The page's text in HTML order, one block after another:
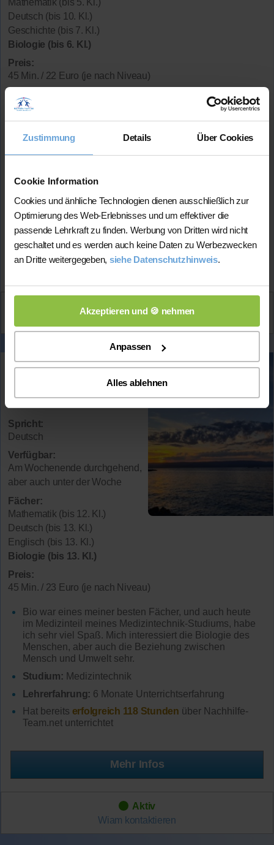
Zustimmung Details Über Cookies
Cookie Information
Cookies und änhliche Technologien dienen ausschließlich zur
Optimierung des Web-Erlebnisses und um effektiver die
passende Lehrkraft zu finden. Werbung von Dritten wird nicht
geschaltet und es werden auch keine Daten zu Werbezwecken
an Dritte weitergegeben, siehe Datenschutzhinweis.
Akzeptieren und 🍪 nehmen
Anpassen
Alles ablehnen
Deutsch (bis 10. Kl.)
Geschichte (bis 7. Kl.)
Biologie (bis 6. Kl.)
Preis:
45 Min. / 22 Euro (je nach Niveau)
Neben meinen schulischen Leistungen zeichnen mich
besonders meine Zuverlässigkeit, Empathie und
Geduld aus. Mir ist wichtig, auf jede Schülerin und
jeden Schüler individuell einzugehen und Lerninhalte
erklären.
Studium:
Psychologie ( Bachelor of Science)
Hat bereits
erfolgreich 31 Stunden
über Nachhilfe-
Team.net unterrichtet
Mehr Infos
Aktiv
Wiam
12345 Frankfurt am Main
Spricht:
Deutsch
Verfügbar:
Am Wochenende durchgehend,
aber auch unter der Woche
Fächer:
Mathematik (bis 12. Kl.)
Deutsch (bis 13. Kl.)
Englisch (bis 13. Kl.)
Biologie (bis 13. Kl.)
Preis:
45 Min. / 23 Euro (je nach Niveau)
Bio war eines meiner besten Fächer, und auch heute
im Medizinteil meines Medizintechnik-Studiums, habe
ich sehr viel Spaß. Mich interessiert die Biologie des
Menschen, aber auch die Beziehung zwischen
Mensch und Umwelt sehr.
Studium: Medizintechnik
Lehrerfahrung: 6 Monate Unterrichtserfahrung
Hat bereits erfolgreich 118 Stunden über Nachhilfe-
Team.net unterrichtet
Mehr Infos
Aktiv
Wiam kontaktieren